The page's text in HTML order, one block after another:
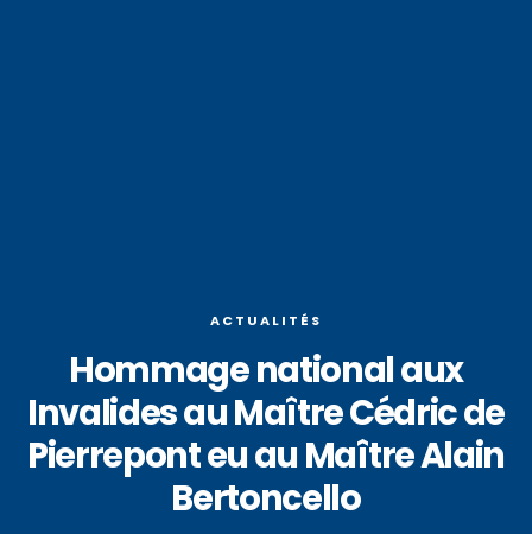
ACTUALITÉS
Hommage national aux
Invalides au Maître Cédric de
Pierrepont eu au Maître Alain
Bertoncello